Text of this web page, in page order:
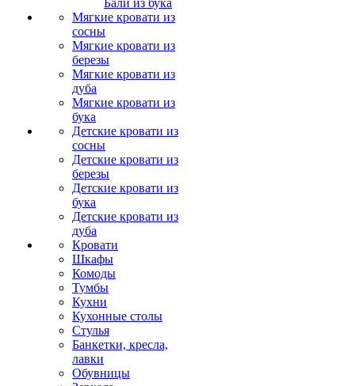
Бали из бука
Мягкие кровати из
сосны
Мягкие кровати из
березы
Мягкие кровати из
дуба
Мягкие кровати из
бука
Детские кровати из
сосны
Детские кровати из
березы
Детские кровати из
бука
Детские кровати из
дуба
Кровати
Шкафы
Комоды
Тумбы
Кухни
Кухонные столы
Стулья
Банкетки, кресла,
лавки
Обувницы